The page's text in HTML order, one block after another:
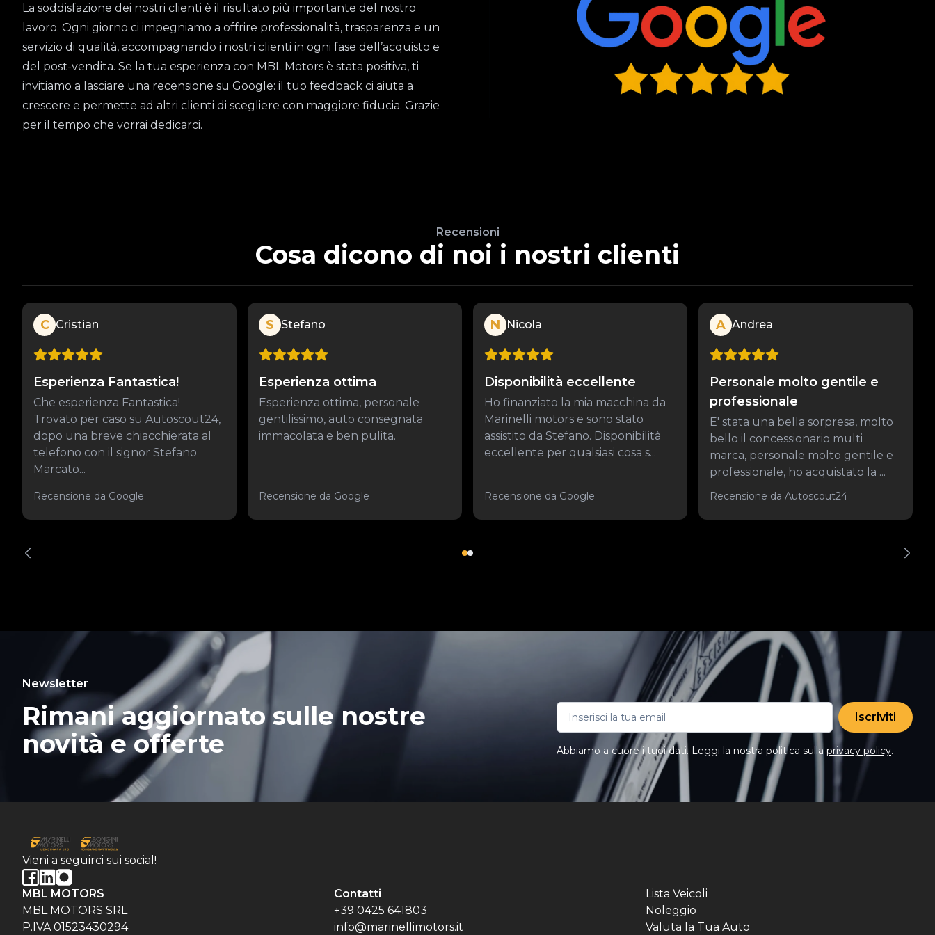
La soddisfazione dei nostri clienti è il risultato più importante del nostro
lavoro. Ogni giorno ci impegniamo a offrire professionalità, trasparenza e un
servizio di qualità, accompagnando i nostri clienti in ogni fase dell’acquisto e
del post-vendita. Se la tua esperienza con MBL Motors è stata positiva, ti
invitiamo a lasciare una recensione su Google: il tuo feedback ci aiuta a
crescere e permette ad altri clienti di scegliere con maggiore fiducia. Grazie
per il tempo che vorrai dedicarci.
Recensioni
Cosa dicono di noi i nostri clienti
C Cristian
Esperienza Fantastica!
Che esperienza Fantastica!
Trovato per caso su Autoscout24,
dopo una breve chiacchierata al
telefono con il signor Stefano
Marcato...
Recensione da Google
S Stefano
Esperienza ottima
Esperienza ottima, personale
gentilissimo, auto consegnata
immacolata e ben pulita.
Recensione da Google
N Nicola
Disponibilità eccellente
Ho finanziato la mia macchina da
Marinelli motors e sono stato
assistito da Stefano. Disponibilità
eccellente per qualsiasi cosa s...
Recensione da Google
A Andrea
Personale molto gentile e
professionale
E' stata una bella sorpresa, molto
bello il concessionario multi
marca, personale molto gentile e
professionale, ho acquistato la ...
Recensione da Autoscout24
Newsletter
Rimani aggiornato sulle nostre
novità e offerte
Iscriviti
Abbiamo a cuore i tuoi dati. Leggi la nostra politica sulla privacy policy.
Vieni a seguirci sui social!
MBL MOTORS
MBL MOTORS SRL
P.IVA 01523430294
Contatti
+39 0425 641803
info@marinellimotors.it
Lista Veicoli
Noleggio
Valuta la Tua Auto